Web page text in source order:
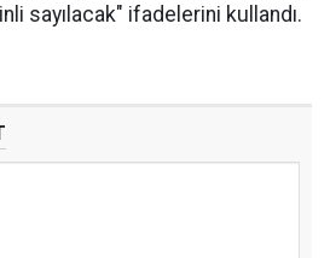
sayılacak" ifadelerini kullandı.